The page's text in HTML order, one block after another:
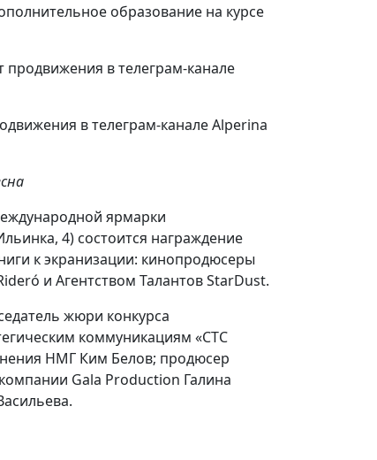
образование на курсе
продвижения в телеграм-канале
в телеграм-канале Alperina
ярмарки
4) состоится награждение
к экранизации: кинопродюсеры
и Агентством Талантов StarDust.
жюри конкурса
коммуникациям «СТС
НМГ Ким Белов; продюсер
Gala Production Галина